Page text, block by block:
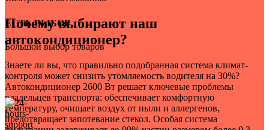
Почему выбирают наш
автокондиционер?
Знаете ли вы, что правильно подобранная система климат-
контроля может снизить утомляемость водителя на 30%?
Автокондиционер 2600 Вт решает ключевые проблемы
владельцев транспорта: обеспечивает комфортную
температуру, очищает воздух от пыли и аллергенов,
предотвращает запотевание стекол. Особая система
ЕСТЬ ВЫБОР
Большой выбор товаров